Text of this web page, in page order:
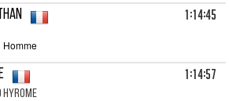
1:14:45
Homme
HYROME
1:14:57